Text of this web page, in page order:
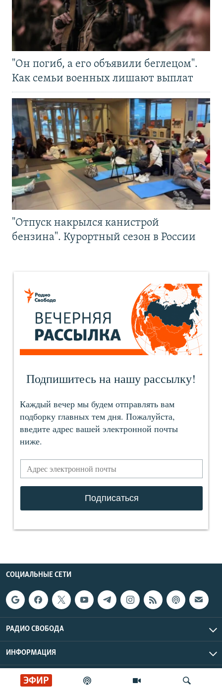
ЭФИР
"Он погиб, а его объявили беглецом".
Как семьи военных лишают выплат
"Отпуск накрылся канистрой
бензина". Курортный сезон в России
СОЦИАЛЬНЫЕ СЕТИ
РАДИО СВОБОДА
ИНФОРМАЦИЯ
Радио Свобода © 2026 RFE/RL, Inc. | Все права защищены.